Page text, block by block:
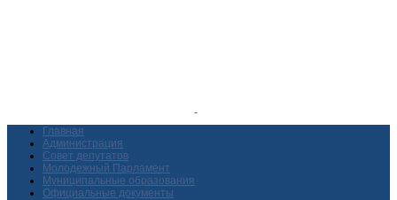
Главная
Администрация
Совет депутатов
Молодежный Парламент
Муниципальные образования
Официальные документы